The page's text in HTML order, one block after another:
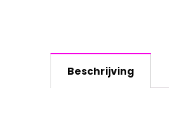
Beschrijving